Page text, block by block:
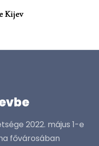
Kijev
2022. május 1-e
fővárosában